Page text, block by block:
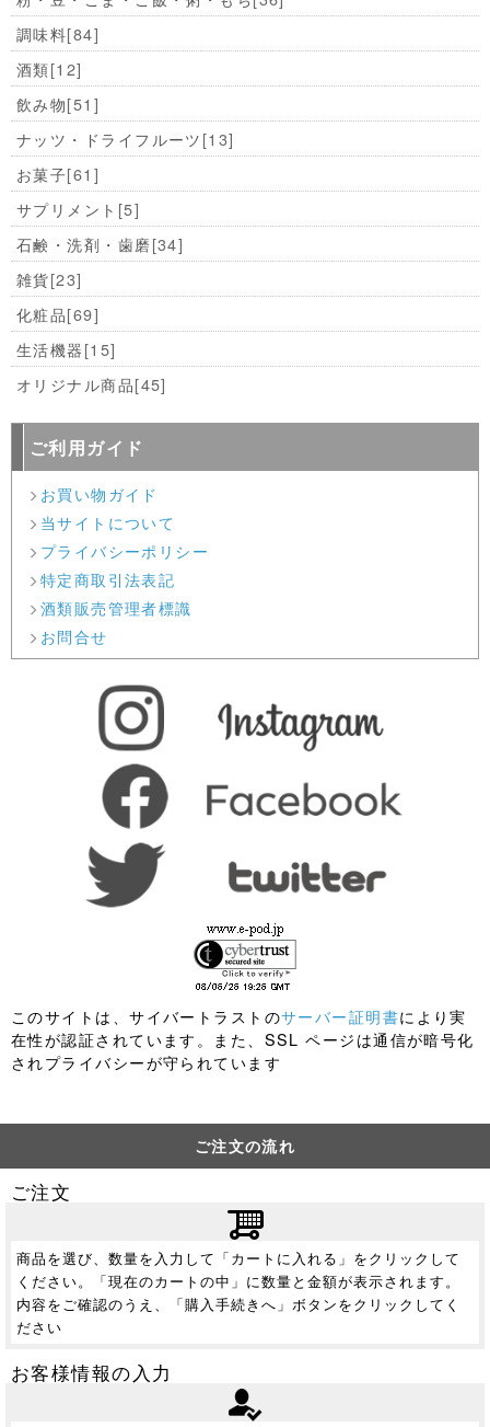
調味料[84]
酒類[12]
飲み物[51]
ナッツ・ドライフルーツ[13]
お菓子[61]
サプリメント [5]
石鹸・洗剤・歯磨[34]
雑貨[23]
化粧品[69]
生活機器[15]
オリジナル商品[45]
ご利用ガイド
お買い物ガイド
当サイトについて
プライバシーポリシー
特定商取引法表記
酒類販売管理者標識
お問合せ
このサイトは、サイバートラストのサーバー証明書により実
在性が認証されています。また、SSL ページは通信が暗号化
されプライバシーが守られています
ご注文の流れ
ご注文
商品を選び、数量を入力して「カートに入れる」をクリックして
ください。「現在のカートの中」に数量と金額が表示されます。
内容をご確認のうえ、「購入手続きへ」ボタンをクリックしてく
ださい
お客様情報の入力